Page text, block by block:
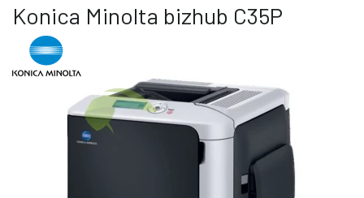
Konica Minolta bizhub C35P